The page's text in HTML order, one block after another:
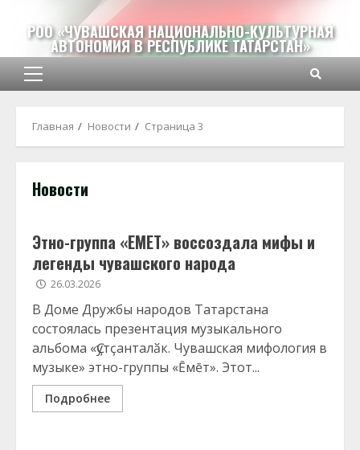
содержимому
РОО «ЧУВАШСКАЯ НАЦИОНАЛЬНО-КУЛЬТУРНАЯ
АВТОНОМИЯ В РЕСПУБЛИКЕ ТАТАРСТАН»
Основное
Главная Новости Страница 3
Новости
Этно-группа «ЕМЕТ» воссоздала мифы и
легенды чувашского народа
26.03.2026
В Доме Дружбы народов Татарстана
состоялась презентация музыкального
альбома «Ҫутҫанталӑк. Чувашская мифология в
музыке» этно-группы «Ēмēт». Этот...
Подробнее